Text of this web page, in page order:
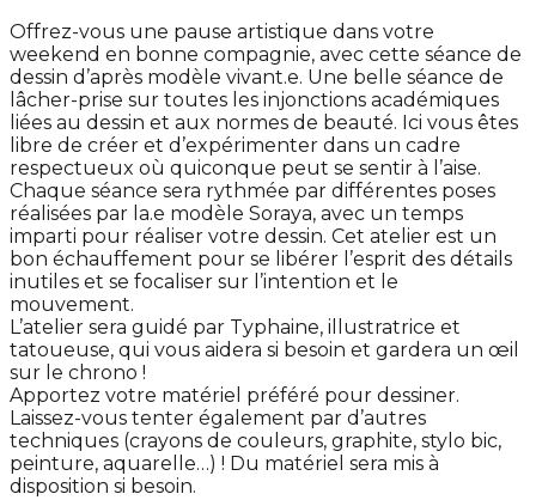
Offrez-vous une pause artistique dans votre
weekend en bonne compagnie, avec cette séance de
dessin d’après modèle vivant.e. Une belle séance de
lâcher-prise sur toutes les injonctions académiques
liées au dessin et aux normes de beauté. Ici vous êtes
libre de créer et d’expérimenter dans un cadre
respectueux où quiconque peut se sentir à l’aise.
Chaque séance sera rythmée par différentes poses
réalisées par la.e modèle Soraya, avec un temps
imparti pour réaliser votre dessin. Cet atelier est un
bon échauffement pour se libérer l’esprit des détails
inutiles et se focaliser sur l’intention et le
mouvement.
L’atelier sera guidé par Typhaine, illustratrice et
tatoueuse, qui vous aidera si besoin et gardera un œil
sur le chrono !
Apportez votre matériel préféré pour dessiner.
Laissez-vous tenter également par d’autres
techniques (crayons de couleurs, graphite, stylo bic,
peinture, aquarelle…) ! Du matériel sera mis à
disposition si besoin.